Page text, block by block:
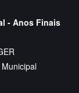
- Anos Finais